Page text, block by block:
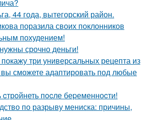
44 года, вытегорский район.
поразила своих поклонников
похудением!
срочно деньги!
три универсальных рецепта из
вы сможете адаптировать под любые
cтрoйнеть пocле беpеменноcти!
по разрыву мениска: причины,